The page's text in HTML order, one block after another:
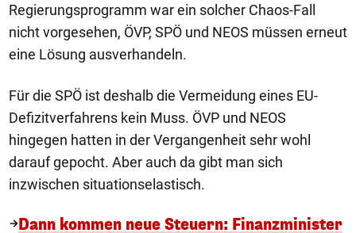
Regierungsprogramm war ein solcher Chaos-Fall
nicht vorgesehen, ÖVP, SPÖ und NEOS müssen erneut
eine Lösung ausverhandeln.
Für die SPÖ ist deshalb die Vermeidung eines EU-
Defizitverfahrens kein Muss. ÖVP und NEOS
hingegen hatten in der Vergangenheit sehr wohl
darauf gepocht. Aber auch da gibt man sich
inzwischen situationselastisch.
Dann kommen neue Steuern: Finanzminister